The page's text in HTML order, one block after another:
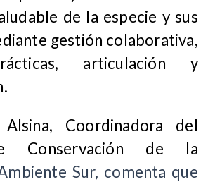
de la especie y sus
gestión colaborativa,
articulación y
Coordinadora del
Conservación de la
Sur, comenta que